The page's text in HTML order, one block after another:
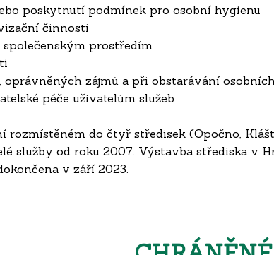
poskytnutí podmínek pro osobní hygienu
činnosti
prostředím
zájmů a při obstarávání
péče uživatelům služeb
do čtyř středisek (Opočno,
služby od roku 2007. Výstavba střediska v
v září 2023.